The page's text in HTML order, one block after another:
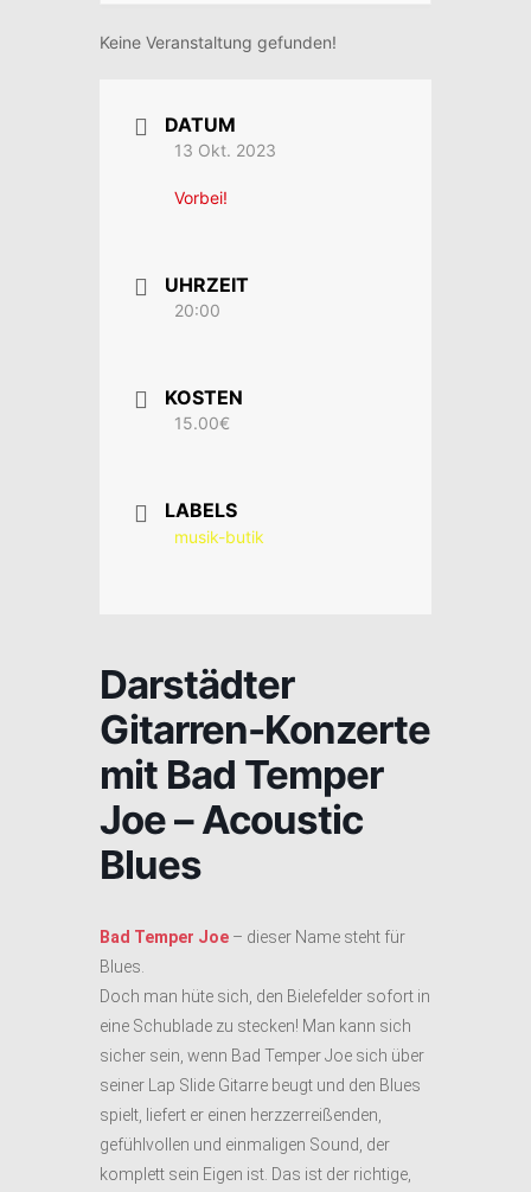
Keine Veranstaltung gefunden!
DATUM
13 Okt. 2023
Vorbei!
UHRZEIT
20:00
KOSTEN
15.00€
LABELS
musik-butik
Darstädter
Gitarren-Konzerte
mit Bad Temper
Joe – Acoustic
Blues
Bad Temper Joe – dieser Name steht für
Blues.
Doch man hüte sich, den Bielefelder sofort in
eine Schublade zu stecken! Man kann sich
sicher sein, wenn Bad Temper Joe sich über
seiner Lap Slide Gitarre beugt und den Blues
spielt, liefert er einen herzzerreißenden,
gefühlvollen und einmaligen Sound, der
komplett sein Eigen ist. Das ist der richtige,